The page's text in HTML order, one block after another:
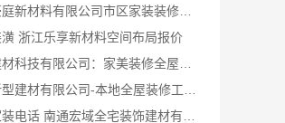
浙江乐享新材料空间布局报价